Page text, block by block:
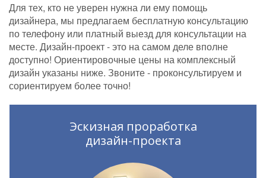
Для тех, кто не уверен нужна ли ему помощь
дизайнера, мы предлагаем бесплатную консультацию
по телефону или платный выезд для консультации на
месте. Дизайн-проект - это на самом деле вполне
доступно! Ориентировочные цены на комплексный
дизайн указаны ниже. Звоните - проконсультируем и
сориентируем более точно!
Эскизная проработка
дизайн-проекта